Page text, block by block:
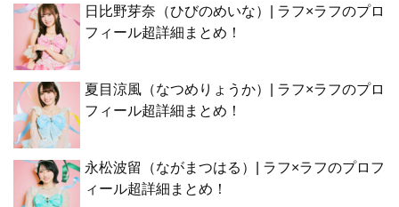
日比野芽奈（ひびのめいな）| ラフ×ラフのプロ
フィール超詳細まとめ！
夏目涼風（なつめりょうか）| ラフ×ラフのプロ
フィール超詳細まとめ！
永松波留（ながまつはる）| ラフ×ラフのプロフ
ィール超詳細まとめ！